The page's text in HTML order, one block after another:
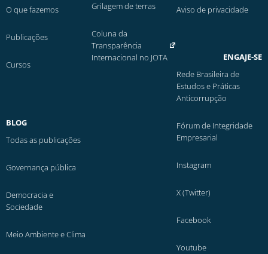
O que fazemos
Publicações
Cursos
BLOG
Todas as publicações
Governança pública
Democracia e
Sociedade
Meio Ambiente e Clima
Grilagem de terras
Coluna da
Transparência
Internacional no JOTA
Aviso de privacidade
ENGAJE-SE
Rede Brasileira de
Estudos e Práticas
Anticorrupção
Fórum de Integridade
Empresarial
Instagram
X (Twitter)
Facebook
Youtube